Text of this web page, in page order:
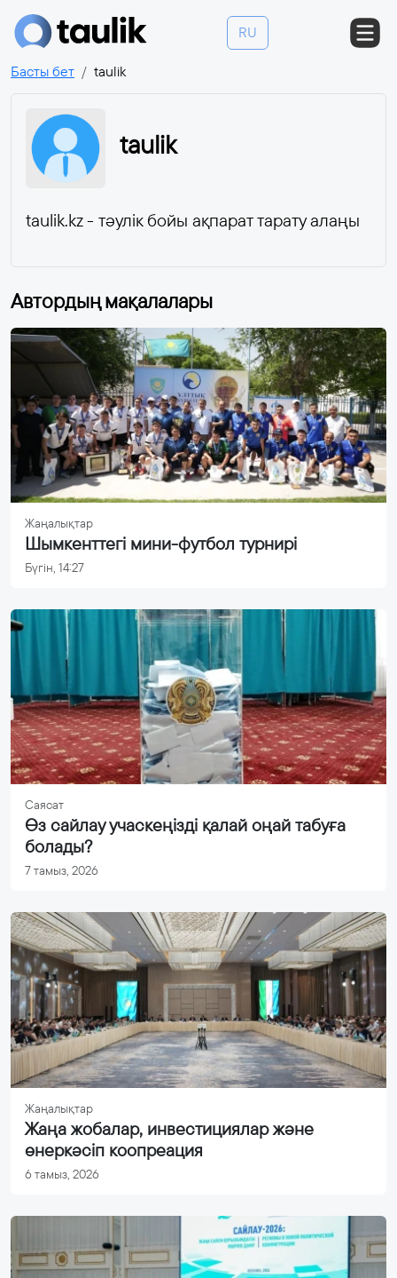
RU
Басты бет taulik
taulik
taulik.kz - тәулік бойы ақпарат тарату алаңы
Автордың мақалалары
Жаңалықтар
Шымкенттегі мини-футбол турнирі
Бүгін, 14:27
Саясат
Өз сайлау учаскеңізді қалай оңай табуға
болады?
7 тамыз, 2026
Жаңалықтар
Жаңа жобалар, инвестициялар және
өнеркәсіп коопреация
6 тамыз, 2026